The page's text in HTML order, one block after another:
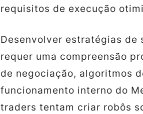
requisitos de execução
Desenvolver estratégias de
requer uma compreensão
de negociação, algoritmos
funcionamento interno do
traders tentam criar robôs